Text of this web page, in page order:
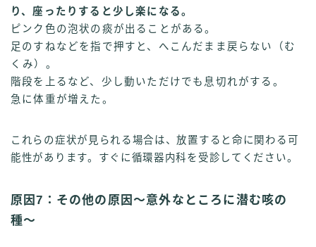
り、座ったりすると少し楽になる。
ピンク色の泡状の痰が出ることがある。
足のすねなどを指で押すと、へこんだまま戻らない（む
くみ）。
階段を上るなど、少し動いただけでも息切れがする。
急に体重が増えた。
これらの症状が見られる場合は、放置すると命に関わる可
能性があります。すぐに循環器内科を受診してください。
原因7：その他の原因〜意外なところに潜む咳の
種〜